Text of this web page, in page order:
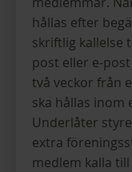
hållas efter
skriftlig kallelse
post eller e-
två veckor från
ska hållas inom
Underlåter
extra
medlem kalla